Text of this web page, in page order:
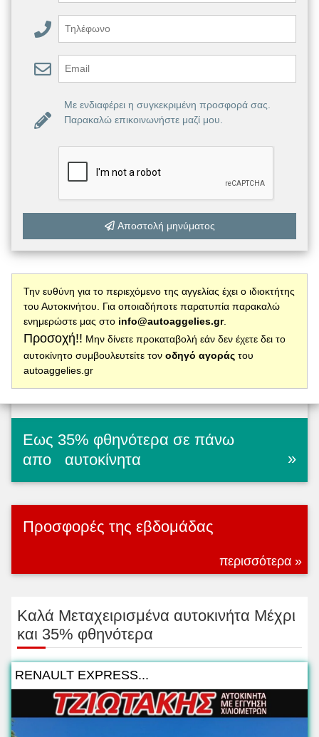
Με ενδιαφέρει η συγκεκριμένη προσφορά σας.
Παρακαλώ επικοινωνήστε μαζί μου.
Αποστολή μηνύματος
Την ευθύνη για το περιεχόμενο της αγγελίας έχει ο ιδιοκτήτης
του Αυτοκινήτου. Για οποιαδήποτε παρατυπία παρακαλώ
ενημερώστε μας στο info@autoaggelies.gr.
Προσοχή!! Μην δίνετε προκαταβολή εάν δεν έχετε δει το
αυτοκίνητο συμβουλευτείτε τον οδηγό αγοράς του
autoaggelies.gr
Εως 35% φθηνότερα σε πάνω
απο
αυτοκίνητα »
Προσφορές της εβδομάδας
περισσότερα »
Kαλά Μεταχειρισμένα αυτοκινήτα Μέχρι
και 35% φθηνότερα
RENAULT EXPRESS...